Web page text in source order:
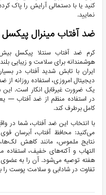
کنید یا با دستمالی آرایش را پاک
نمایید.
ضد آفتاب مینرال پیکسل
کرم ضد آفتاب سنتلا پیکسل
هوشمندانه برای سلامت و زیبایی
ایران با تابش شدید آفتاب در
دیجیتال امروزی، استفاده روزانه
یک ضرورت غیرقابل انکار است.
در استفاده منظم از ضد آفتاب
کامل برطرف کند.
با انتخاب این ضد آفتاب، شما در
می‌کنید: محافظ آفتاب، آبرسان
نتایج ملموس، مانند کاهش
هفته توصیه می‌شود. آن را به عضوی
تفاوت در شادابی و سلامت پوست